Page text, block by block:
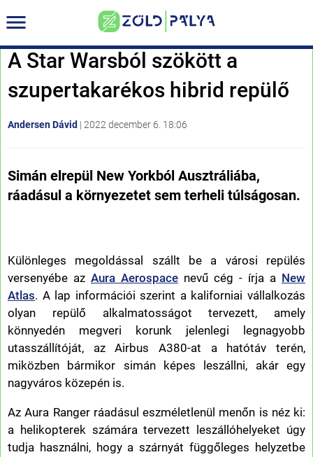
A Star Warsból szökött a
szupertakarékos hibrid repülő
Andersen Dávid | 2022 december 6. 18:06
Simán elrepül New Yorkból Ausztráliába,
ráadásul a környezetet sem terheli túlságosan.
Különleges megoldással szállt be a városi repülés
versenyébe az Aura Aerospace nevű cég - írja a New
Atlas. A lap információi szerint a kaliforniai vállalkozás
olyan repülő alkalmatosságot tervezett, amely
könnyedén megveri korunk jelenlegi legnagyobb
utasszállítóját, az Airbus A380-at a hatótáv terén,
miközben bármikor simán képes leszállni, akár egy
nagyváros közepén is.
Az Aura Ranger ráadásul eszméletlenül menőn is néz ki:
a helikopterek számára tervezett leszállóhelyeket úgy
tudja használni, hogy a szárnyát függőleges helyzetbe